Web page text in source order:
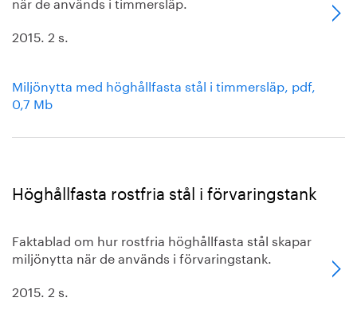
2015. 2 s.
Miljönytta med höghållfasta stål i timmersläp, pdf,
0,7 Mb
Höghållfasta rostfria stål i förvaringstank
Faktablad om hur rostfria höghållfasta stål skapar
miljönytta när de används i förvaringstank.
2015. 2 s.